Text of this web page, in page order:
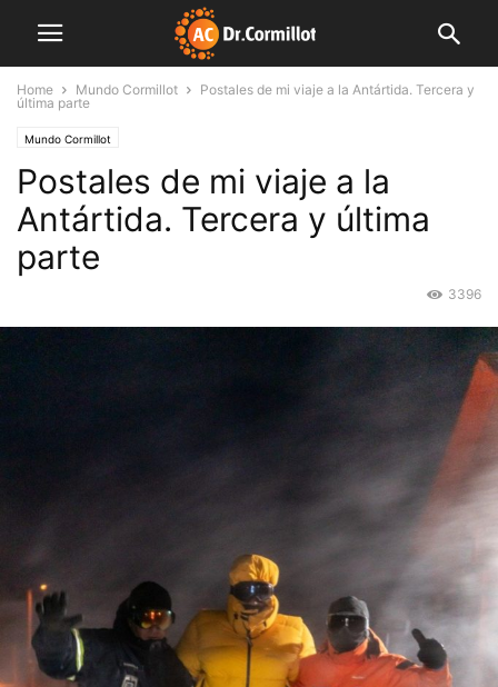
Home Mundo Cormillot
Postales de mi viaje a la Antártida. Tercera y
última parte
Mundo Cormillot
Postales de mi viaje a la
Antártida. Tercera y última
parte
3396